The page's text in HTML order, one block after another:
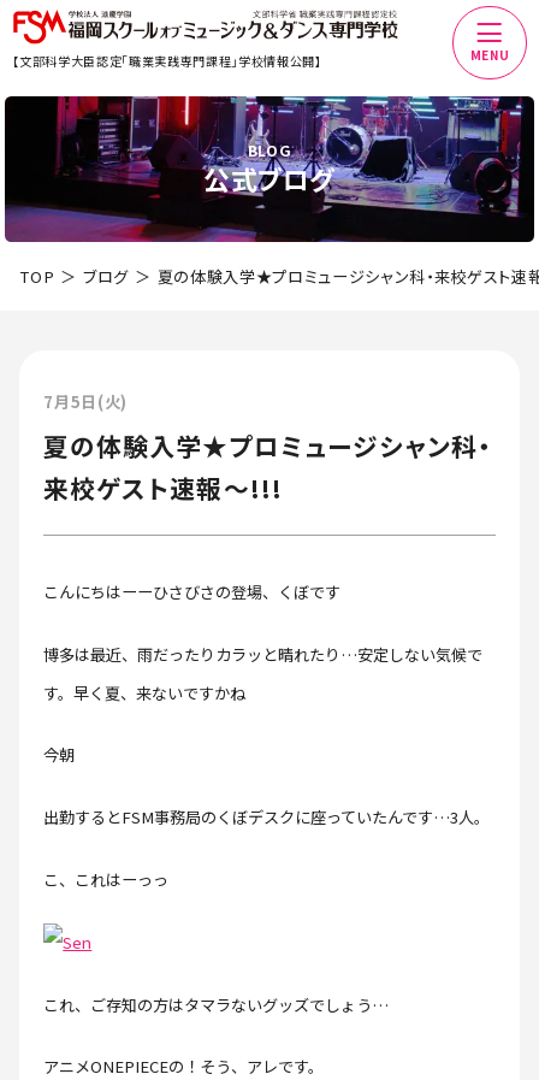
【文部科学大臣認定「職業実践専門課程」学校情報公開】 MENU
BLOG
公式ブログ
TOP ブログ 夏の体験入学★プロミュージシャン科・来校ゲスト速
7月5日(火)
夏の体験入学★プロミュージシャン科・
来校ゲスト速報～!!!
こんにちはーーひさびさの登場、くぼです
博多は最近、雨だったりカラッと晴れたり…安定しない気候で
す。早く夏、来ないですかね
今朝
出勤するとFSM事務局のくぼデスクに座っていたんです…3人。
こ、これはーっっ
これ、ご存知の方はタマラないグッズでしょう…
アニメONEPIECEの！そう、アレです。